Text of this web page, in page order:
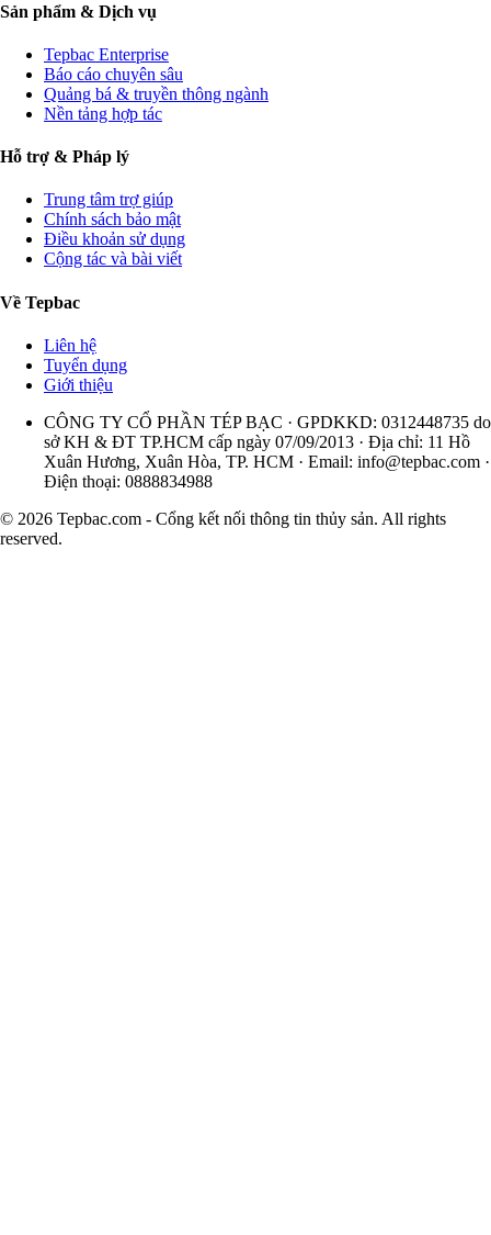
Sản phẩm & Dịch vụ
Tepbac Enterprise
Báo cáo chuyên sâu
Quảng bá & truyền thông ngành
Nền tảng hợp tác
Hỗ trợ & Pháp lý
Trung tâm trợ giúp
Chính sách bảo mật
Điều khoản sử dụng
Cộng tác và bài viết
Về Tepbac
Liên hệ
Tuyển dụng
Giới thiệu
CÔNG TY CỔ PHẦN TÉP BẠC · GPDKKD: 0312448735 do
sở KH & ĐT TP.HCM cấp ngày 07/09/2013 · Địa chỉ: 11 Hồ
Xuân Hương, Xuân Hòa, TP. HCM · Email: info@tepbac.com ·
Điện thoại: 0888834988
© 2026 Tepbac.com - Cổng kết nối thông tin thủy sản. All rights
reserved.